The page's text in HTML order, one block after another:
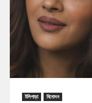
টলিপাড়া বিনোদন